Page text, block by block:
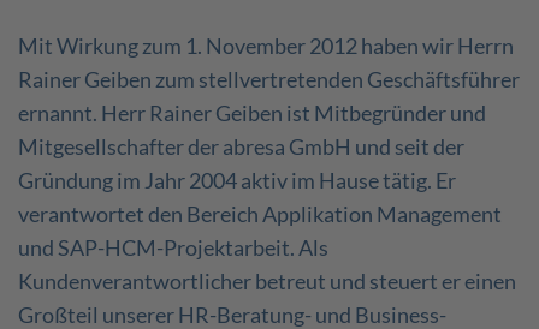
Mit Wirkung zum 1. November 2012 haben wir Herrn
Rainer Geiben zum stellvertretenden Geschäftsführer
ernannt. Herr Rainer Geiben ist Mitbegründer und
Mitgesellschafter der abresa GmbH und seit der
Gründung im Jahr 2004 aktiv im Hause tätig. Er
verantwortet den Bereich Applikation Management
und SAP-HCM-Projektarbeit. Als
Kundenverantwortlicher betreut und steuert er einen
Großteil unserer HR-Beratung- und Business-